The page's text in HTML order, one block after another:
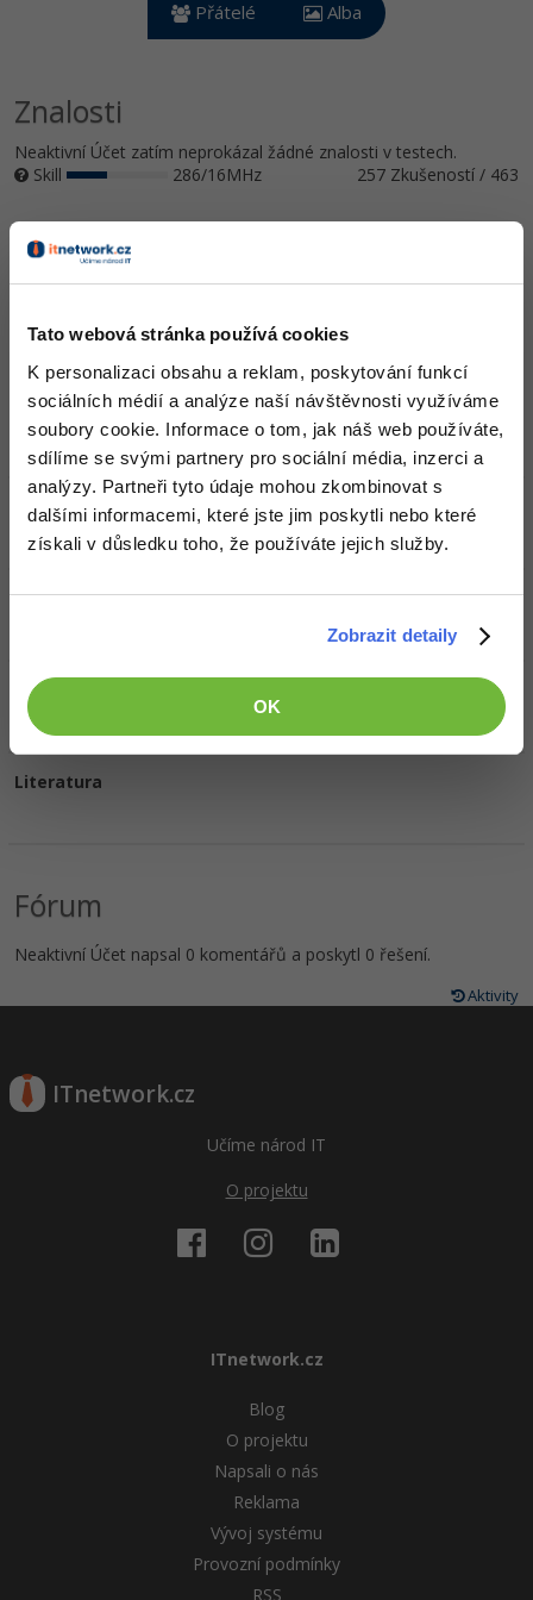
Tato webová stránka používá cookies
K personalizaci obsahu a reklam, poskytování funkcí
sociálních médií a analýze naší návštěvnosti využíváme
soubory cookie. Informace o tom, jak náš web používáte,
sdílíme se svými partnery pro sociální média, inzerci a
analýzy. Partneři tyto údaje mohou zkombinovat s
dalšími informacemi, které jste jim poskytli nebo které
získali v důsledku toho, že používáte jejich služby.
Zobrazit detaily
OK
Copywriter
WordPress specialista
SEO specialista
Algoritmy -41%
Umělá inteligence (AI)
Pro děti
Fórum
Windows
Linux
Sítě
Elektronický podpis
Fórum
Přátelé Alba
Znalosti
Neaktivní Účet zatím neprokázal žádné znalosti v testech.
Skill
286/16MHz 257 Zkušeností / 463
Ocenění
Neaktivní Účet zatím nezískal žádná ocenění.
Doplňující informace
Oblíbené IDE, Editor
HW sestava
Oblíbené filmy/seriály
Oblíbená hudba
Literatura
Fórum
Neaktivní Účet napsal 0 komentářů a poskytl 0 řešení.
Aktivity
ITnetwork.cz
Učíme národ IT
O projektu
ITnetwork.cz
Blog
O projektu
Napsali o nás
Reklama
Vývoj systému
Provozní podmínky
RSS